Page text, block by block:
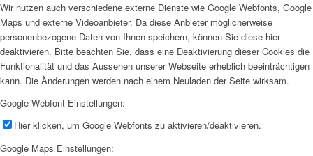
Wir nutzen auch verschiedene externe Dienste wie Google Webfonts, Google
Maps und externe Videoanbieter. Da diese Anbieter möglicherweise
personenbezogene Daten von Ihnen speichern, können Sie diese hier
deaktivieren. Bitte beachten Sie, dass eine Deaktivierung dieser Cookies die
Funktionalität und das Aussehen unserer Webseite erheblich beeinträchtigen
kann. Die Änderungen werden nach einem Neuladen der Seite wirksam.
Google Webfont Einstellungen:
Hier klicken, um Google Webfonts zu aktivieren/deaktivieren.
Google Maps Einstellungen: